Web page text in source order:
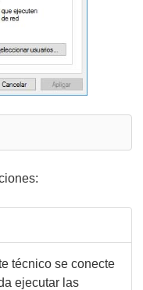
técnico se conecte
ejecutar las